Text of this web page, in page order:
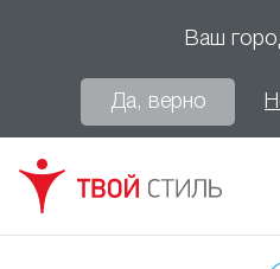
Ваш
Да, верно